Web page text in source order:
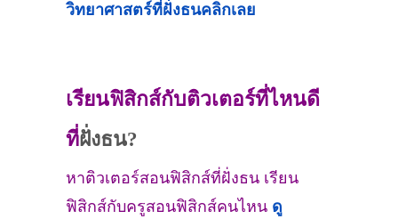
วิทยาศาสตร์ที่ฝั่งธนคลิกเลย
เรียนฟิสิกส์กับติวเตอร์ที่ไหนดี
ที่ฝั่งธน?
หาติวเตอร์สอนฟิสิกส์ที่ฝั่งธน เรียน
ฟิสิกส์กับครูสอนฟิสิกส์คนไหน ดู